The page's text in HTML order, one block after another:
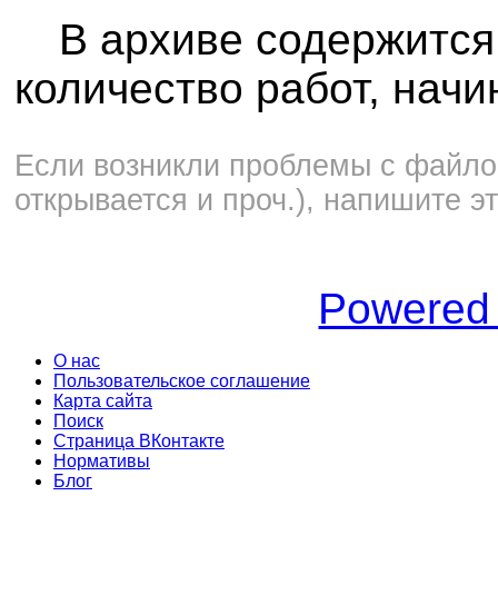
В архиве
количество работ,
Если возникли проблемы с
открывается и проч.), напишите
О нас
Пользовательское соглашение
Карта сайта
Поиск
Страница ВКонтакте
Нормативы
Блог